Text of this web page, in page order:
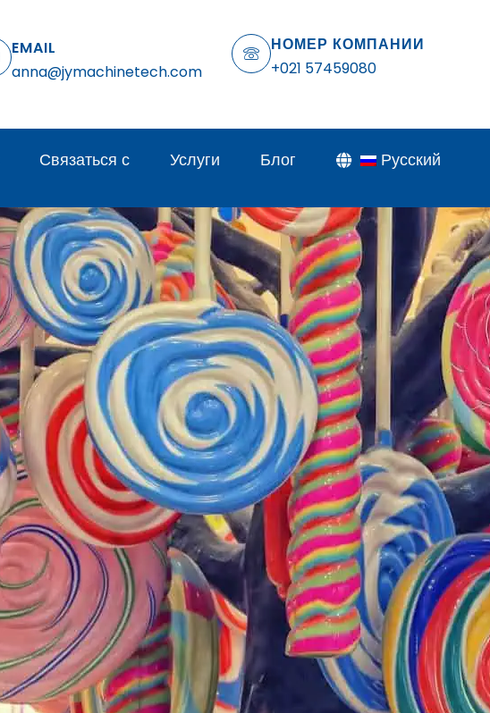
EMAIL
anna@jymachinetech.com
НОМЕР КОМПАНИИ
+021 57459080
Связаться с Услуги Блог Русский